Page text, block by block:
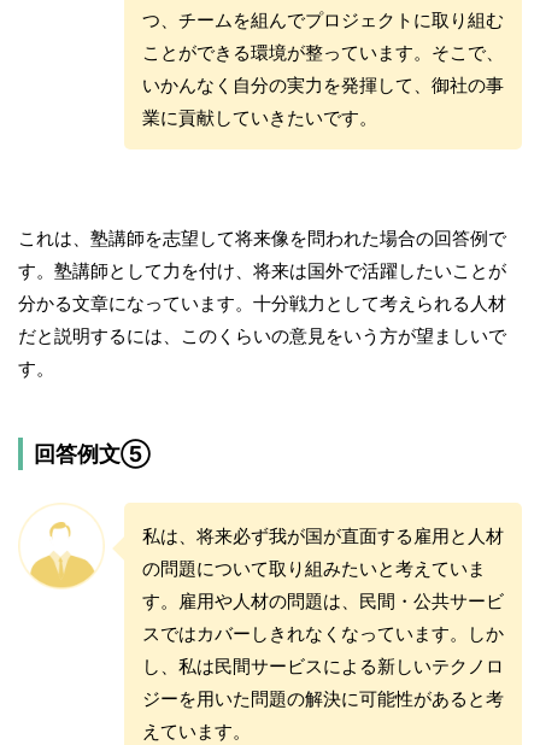
つ、チームを組んでプロジェクトに取り組む
ことができる環境が整っています。そこで、
いかんなく自分の実力を発揮して、御社の事
業に貢献していきたいです。
これは、塾講師を志望して将来像を問われた場合の回答例で
す。塾講師として力を付け、将来は国外で活躍したいことが
分かる文章になっています。十分戦力として考えられる人材
だと説明するには、このくらいの意見をいう方が望ましいで
す。
回答例文⑤
私は、将来必ず我が国が直面する雇用と人材
の問題について取り組みたいと考えていま
す。雇用や人材の問題は、民間・公共サービ
スではカバーしきれなくなっています。しか
し、私は民間サービスによる新しいテクノロ
ジーを用いた問題の解決に可能性があると考
えています。